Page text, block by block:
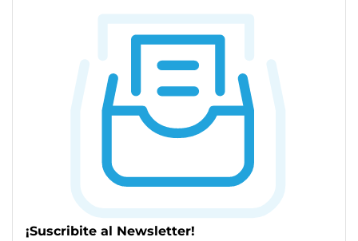
¡Suscribite al Newsletter!